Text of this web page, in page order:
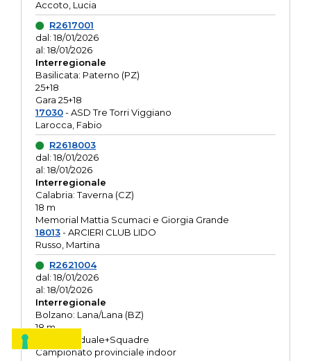
Accoto, Lucia
R2617001
dal: 18/01/2026
al: 18/01/2026
Interregionale
Basilicata: Paterno (PZ)
25+18
Gara 25+18
17030- ASD Tre Torri Viggiano
Larocca, Fabio
R2618003
dal: 18/01/2026
al: 18/01/2026
Interregionale
Calabria: Taverna (CZ)
18 m
Memorial Mattia Scumaci e Giorgia Grande
18013- ARCIERI CLUB LIDO
Russo, Martina
R2621004
dal: 18/01/2026
al: 18/01/2026
Interregionale
Bolzano: Lana/Lana (BZ)
18 m
O.R. Individuale+Squadre
Campionato provinciale indoor